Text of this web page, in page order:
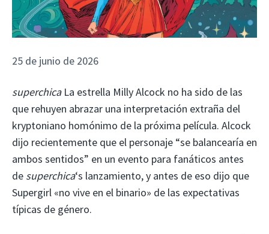
25 de junio de 2026
superchica La estrella Milly Alcock no ha sido de las
que rehuyen abrazar una interpretación extraña del
kryptoniano homónimo de la próxima película. Alcock
dijo recientemente que el personaje “se balancearía en
ambos sentidos” en un evento para fanáticos antes
de superchica‘s lanzamiento, y antes de eso dijo que
Supergirl «no vive en el binario» de las expectativas
típicas de género.